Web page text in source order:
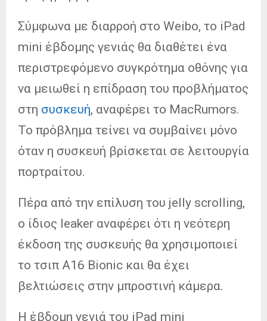
Σύμφωνα με διαρροή στο Weibo, το iPad
mini έβδομης γενιάς θα διαθέτει ένα
περιστρεφόμενο συγκρότημα οθόνης για
να μειωθεί η επίδραση του προβλήματος
στη συσκευή, αναφέρει το MacRumors.
Το πρόβλημα τείνει να συμβαίνει μόνο
όταν η συσκευή βρίσκεται σε λειτουργία
πορτραίτου.
Πέρα από την επίλυση του jelly scrolling,
ο ίδιος leaker αναφέρει ότι η νεότερη
έκδοση της συσκευής θα χρησιμοποιεί
το τσιπ A16 Bionic και θα έχει
βελτιώσεις στην μπροστινή κάμερα.
Η έβδομη γενιά του iPad mini